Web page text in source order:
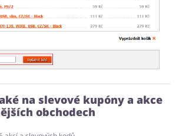
na slevové kupóny a akce
obchodech